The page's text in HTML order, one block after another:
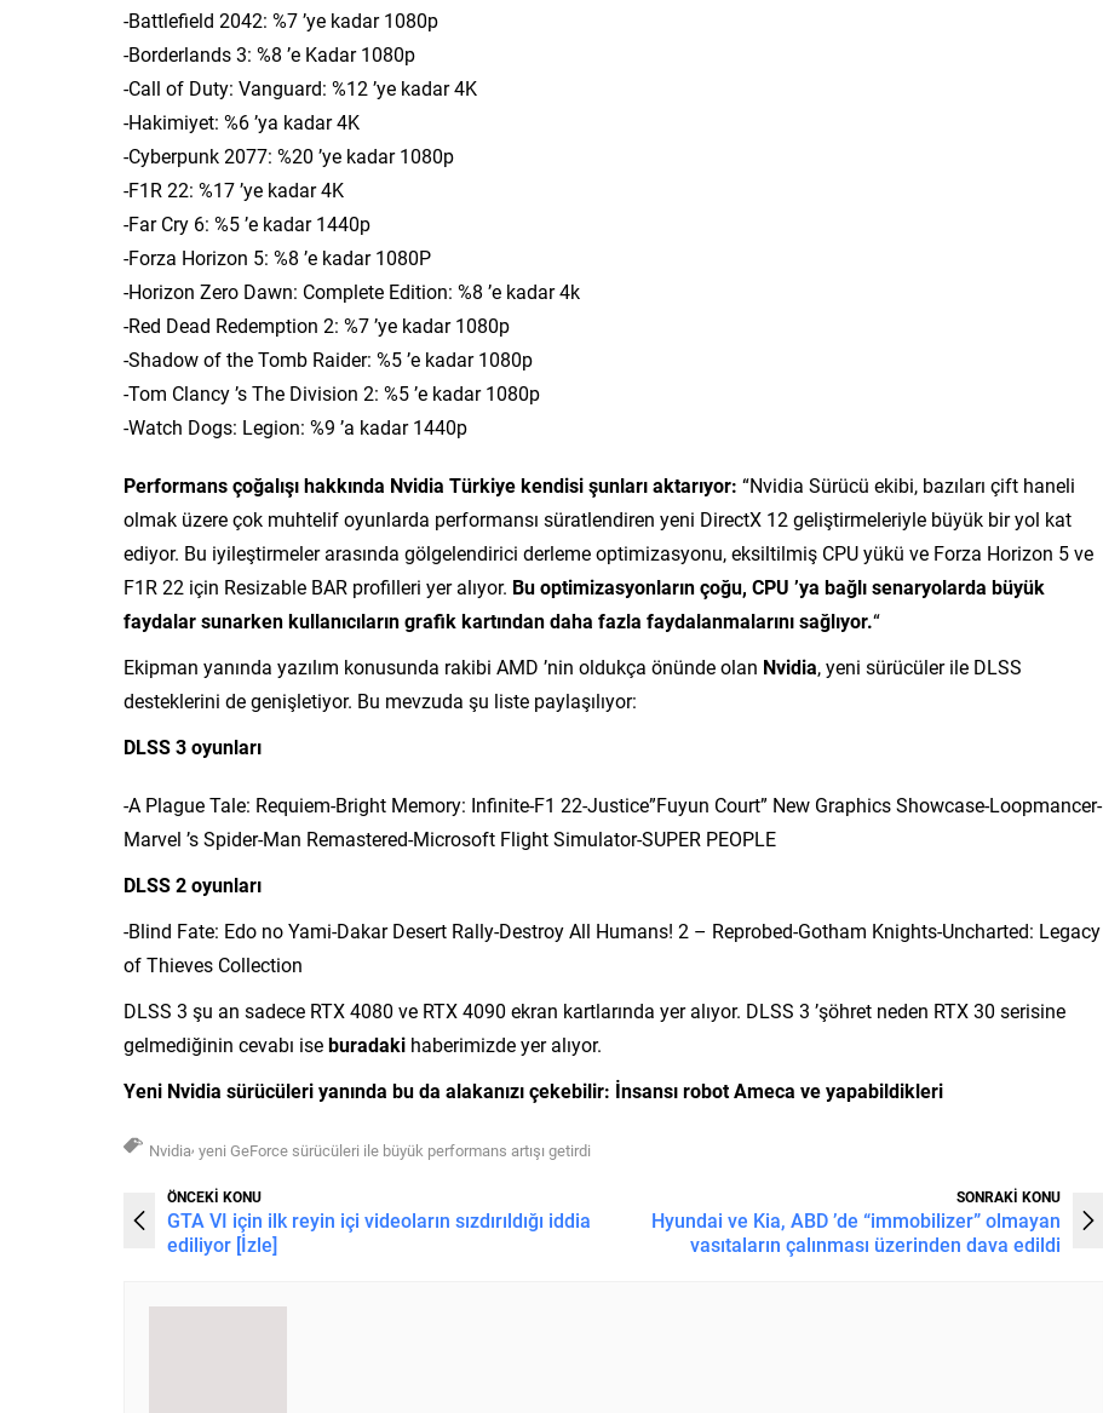
-Battlefield 2042: %7 ’ye kadar 1080p
-Borderlands 3: %8 ’e Kadar 1080p
-Call of Duty: Vanguard: %12 ’ye kadar 4K
-Hakimiyet: %6 ’ya kadar 4K
-Cyberpunk 2077: %20 ’ye kadar 1080p
-F1R 22: %17 ’ye kadar 4K
-Far Cry 6: %5 ’e kadar 1440p
-Forza Horizon 5: %8 ’e kadar 1080P
-Horizon Zero Dawn: Complete Edition: %8 ’e kadar 4k
-Red Dead Redemption 2: %7 ’ye kadar 1080p
-Shadow of the Tomb Raider: %5 ’e kadar 1080p
-Tom Clancy ’s The Division 2: %5 ’e kadar 1080p
-Watch Dogs: Legion: %9 ’a kadar 1440p
Performans çoğalışı hakkında Nvidia Türkiye kendisi şunları aktarıyor: “Nvidia Sürücü ekibi, bazıları çift haneli
olmak üzere çok muhtelif oyunlarda performansı süratlendiren yeni DirectX 12 geliştirmeleriyle büyük bir yol kat
ediyor. Bu iyileştirmeler arasında gölgelendirici derleme optimizasyonu, eksiltilmiş CPU yükü ve Forza Horizon 5 ve
F1R 22 için Resizable BAR profilleri yer alıyor. Bu optimizasyonların çoğu, CPU ’ya bağlı senaryolarda büyük
faydalar sunarken kullanıcıların grafik kartından daha fazla faydalanmalarını sağlıyor.“
Ekipman yanında yazılım konusunda rakibi AMD ’nin oldukça önünde olan Nvidia, yeni sürücüler ile DLSS
desteklerini de genişletiyor. Bu mevzuda şu liste paylaşılıyor:
DLSS 3 oyunları
-A Plague Tale: Requiem-Bright Memory: Infinite-F1 22-Justice”Fuyun Court” New Graphics Showcase-Loopmancer-
Marvel ’s Spider-Man Remastered-Microsoft Flight Simulator-SUPER PEOPLE
DLSS 2 oyunları
-Blind Fate: Edo no Yami-Dakar Desert Rally-Destroy All Humans! 2 – Reprobed-Gotham Knights-Uncharted: Legacy
of Thieves Collection
DLSS 3 şu an sadece RTX 4080 ve RTX 4090 ekran kartlarında yer alıyor. DLSS 3 ’şöhret neden RTX 30 serisine
gelmediğinin cevabı iseburadaki haberimizde yer alıyor.
Yeni Nvidia sürücüleri yanında bu da alakanızı çekebilir: İnsansı robot Ameca ve yapabildikleri
Nvidia, yeni GeForce sürücüleri ile büyük performans artışı getirdi
ÖNCEKİ KONU
GTA VI için ilk reyin içi videoların sızdırıldığı iddia
ediliyor [İzle]
SONRAKİ KONU
Hyundai ve Kia, ABD ’de “immobilizer” olmayan
vasıtaların çalınması üzerinden dava edildi